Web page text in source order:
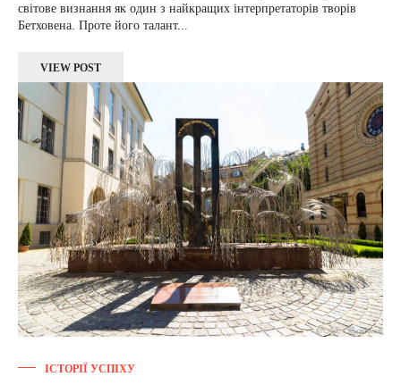
світове визнання як один з найкращих інтерпретаторів творів
Бетховена. Проте його талант...
VIEW POST
ІСТОРІЇ УСПІХУ